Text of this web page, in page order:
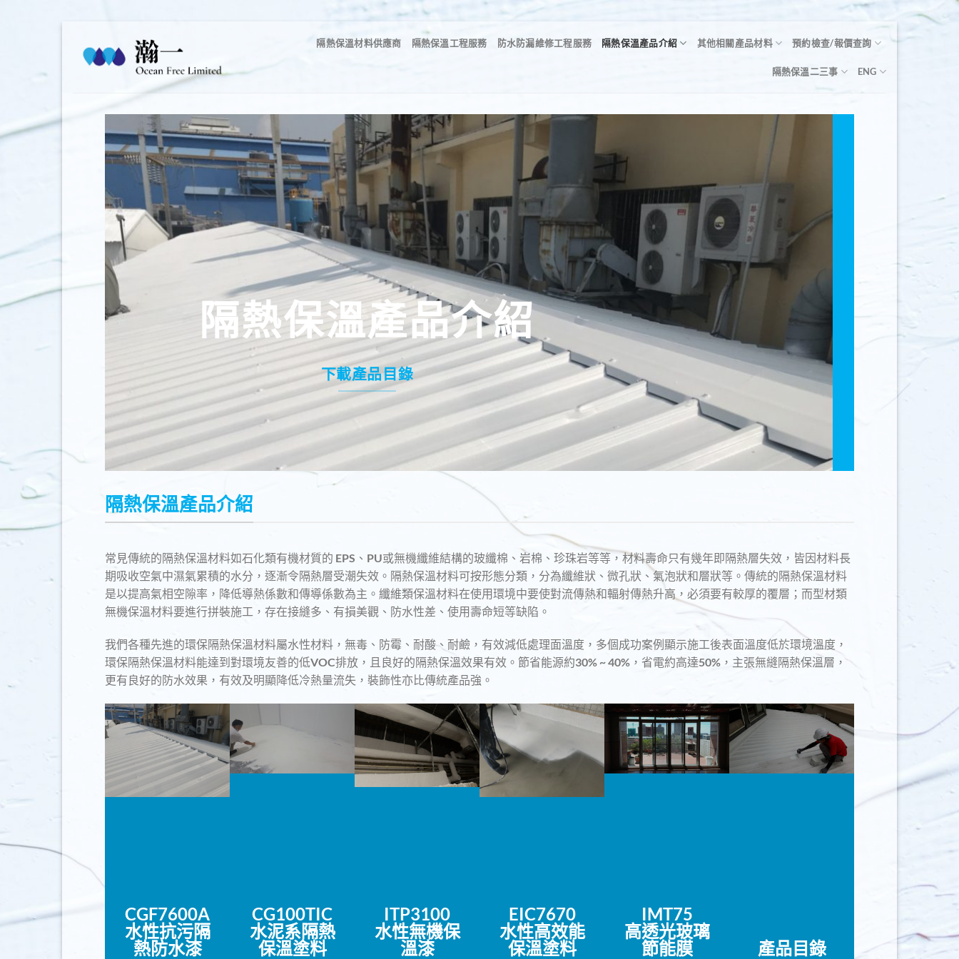
content
隔熱保溫材料供應商 隔熱保溫工程服務 防水防漏維修工程服務 隔熱保溫產品介紹 其他相關產品材料 預約檢查/報價查詢
隔熱保溫二三事 ENG
隔熱保溫產品介紹
下載產品目錄
隔熱保溫產品介紹
常見傳統的隔熱保溫材料如石化類有機材質的 EPS、PU或無機纖維結構的玻纖棉、岩棉、珍珠岩等等，材料壽命只有幾年即隔熱層失效，皆因材料長
期吸收空氣中濕氣累積的水分，逐漸令隔熱層受潮失效。隔熱保溫材料可按形態分類，分為纖維狀、微孔狀、氣泡狀和層狀等。傳統的隔熱保溫材料
是以提高氣相空隙率，降低導熱係數和傳導係數為主。纖維類保溫材料在使用環境中要使對流傳熱和輻射傳熱升高，必須要有較厚的覆層；而型材類
無機保溫材料要進行拼裝施工，存在接縫多、有損美觀、防水性差、使用壽命短等缺陷。
我們各種先進的環保隔熱保溫材料屬水性材料，無毒、防霉、耐酸、耐鹼，有效減低處理面溫度，多個成功案例顯示施工後表面溫度低於環境溫度，
環保隔熱保溫材料能達到對環境友善的低VOC排放，且良好的隔熱保溫效果有效。節省能源約30% ~ 40%，省電約高達50%，主張無縫隔熱保溫層，
更有良好的防水效果，有效及明顯降低冷熱量流失，裝飾性亦比傳統產品強。
CGF7600A
水性抗污隔
熱防水漆
CG100TIC
水泥系隔熱
保溫塗料
ITP3100
水性無機保
溫漆
EIC7670
水性高效能
保溫塗料
IMT75
高透光玻璃
節能膜
產品目錄